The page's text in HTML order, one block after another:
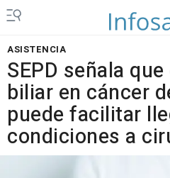
ASISTENCIA
SEPD señala
biliar en cáncer
puede facilitar
condiciones a